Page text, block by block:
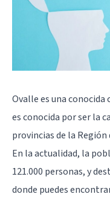
Ovalle es una conocida
es conocida por ser la
provincias de la Región
En la actualidad, la
121.000 personas, y
donde puedes